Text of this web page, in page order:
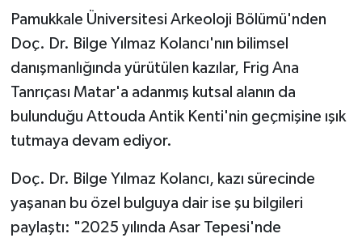
Pamukkale Üniversitesi Arkeoloji Bölümü'nden
Doç. Dr. Bilge Yılmaz Kolancı'nın bilimsel
danışmanlığında yürütülen kazılar, Frig Ana
Tanrıçası Matar'a adanmış kutsal alanın da
bulunduğu Attouda Antik Kenti'nin geçmişine ışık
tutmaya devam ediyor.
Doç. Dr. Bilge Yılmaz Kolancı, kazı sürecinde
yaşanan bu özel bulguya dair ise şu bilgileri
paylaştı: "2025 yılında Asar Tepesi'nde